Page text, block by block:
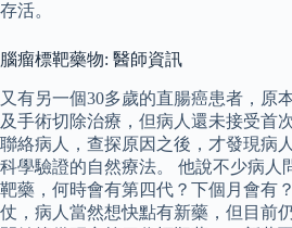
存活。
腦瘤標靶藥物: 醫師資訊
又有另一個30多歲的直腸癌患者，原
及手術切除治療，但病人還未接受首
聯絡病人，查探原因之後，才發現病
科學驗證的自然療法。 他說不少病人
靶藥，何時會有第四代？下個月會有
仗，病人當然想快點有新藥，但目前